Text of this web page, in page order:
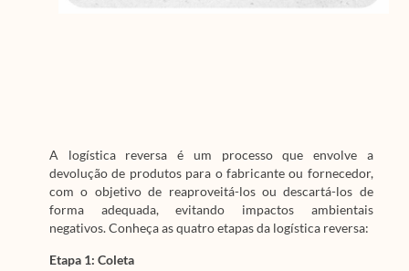
A logística reversa é um processo que envolve a
devolução de produtos para o fabricante ou fornecedor,
com o objetivo de reaproveitá-los ou descartá-los de
forma adequada, evitando impactos ambientais
negativos. Conheça as quatro etapas da logística reversa:
Etapa 1: Coleta